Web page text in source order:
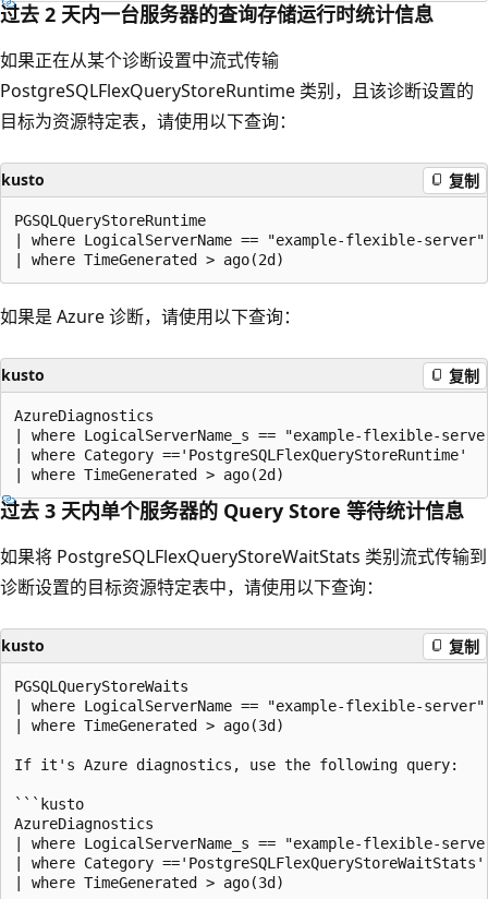
过去 2 天内一台服务器的查询存储运行时统计信息
如果正在从某个诊断设置中流式传输
PostgreSQLFlexQueryStoreRuntime 类别，且该诊断设置的
目标为资源特定表，请使用以下查询：
kusto 复制
PGSQLQueryStoreRuntime
| where LogicalServerName == "example-flexible-server"
如果是 Azure 诊断，请使用以下查询：
kusto 复制
AzureDiagnostics
| where LogicalServerName_s == "example-flexible-
| where Category =='PostgreSQLFlexQueryStoreRuntime'
过去 3 天内单个服务器的 Query Store 等待统计信息
如果将 PostgreSQLFlexQueryStoreWaitStats 类别流式传输到
诊断设置的目标资源特定表中，请使用以下查询：
kusto 复制
PGSQLQueryStoreWaits
| where LogicalServerName == "example-flexible-server"
| where TimeGenerated > ago(3d)
If it's Azure diagnostics, use the following query:
```kusto
AzureDiagnostics
| where LogicalServerName_s == "example-flexible-
| where Category =='PostgreSQLFlexQueryStoreWaitStats'